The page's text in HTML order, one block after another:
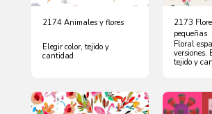
2174 Animales y flores
Elegir color, tejido y
cantidad
2173
pequeñas
Floral
versiones.
tejido y